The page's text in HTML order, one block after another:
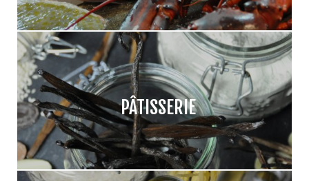
PÂTISSERIE